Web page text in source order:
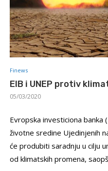
Finews
EIB i UNEP protiv
05/03/2020
Evropska investiciona banka
životne sredine Ujedinjenih
će produbiti saradnju u cilju
od klimatskih promena,